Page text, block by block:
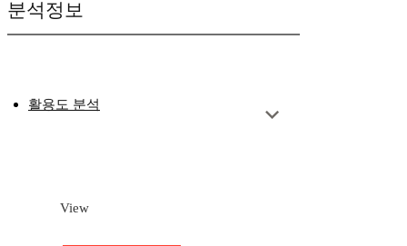
분석정보
활용도 분석
View